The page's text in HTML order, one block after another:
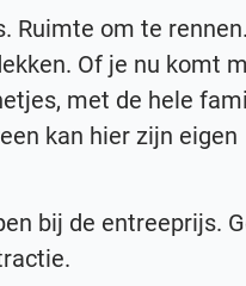
Ruimte om te
Of je nu komt
met de hele
kan hier zijn eigen
bij de entreeprijs.